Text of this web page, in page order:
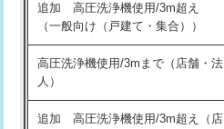
追加 高圧洗浄機使用/3m超え
（一般向け（戸建て・集合））
高圧洗浄機使用/3mまで（店舗・法
人）
追加 高圧洗浄機使用/3m超え（店